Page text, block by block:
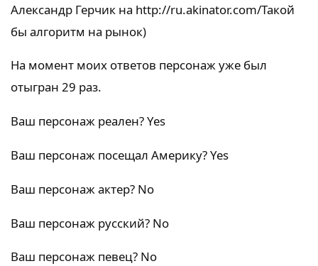
Александр Герчик на http://ru.akinator.com/Такой
бы алгоритм на рынок)
На момент моих ответов персонаж уже был
отыгран 29 раз.
Ваш персонаж реален? Yes
Ваш персонаж посещал Америку? Yes
Ваш персонаж актер? No
Ваш персонаж русский? No
Ваш персонаж певец? No